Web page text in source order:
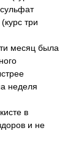
три
месяц была
неделя
в
и не